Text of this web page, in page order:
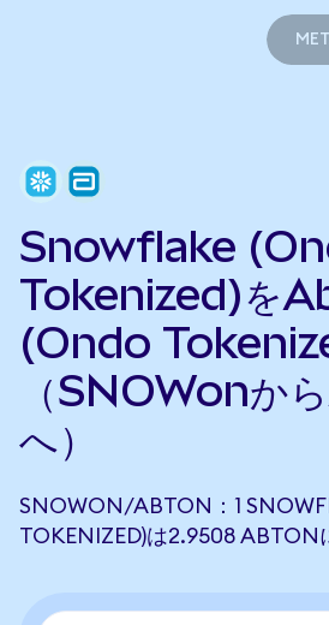
Snowflake
Tokenized)を
(Ondo
（SNOWonか
へ）
SNOWON/ABTON：1
TOKENIZED)は2.9508 ABTON